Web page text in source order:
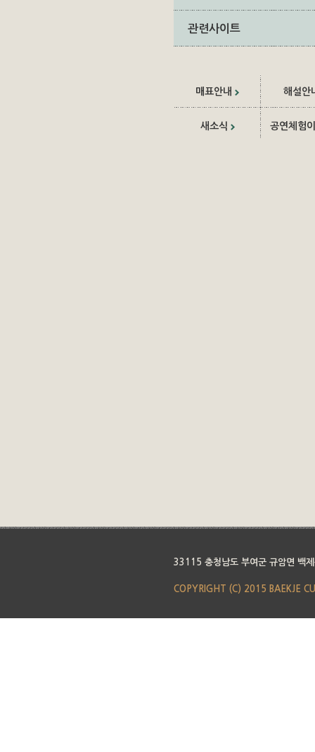
관련사이트
매표안내 해설안
새소식 공연체험
33115 충청남도 부여군 규암면 백
COPYRIGHT (C) 2015 BAEKJE